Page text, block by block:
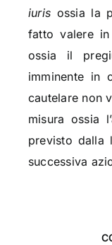
iuris ossia la
fatto valere
ossia il
imminente in
cautelare non
misura ossia
previsto dalla
successiva